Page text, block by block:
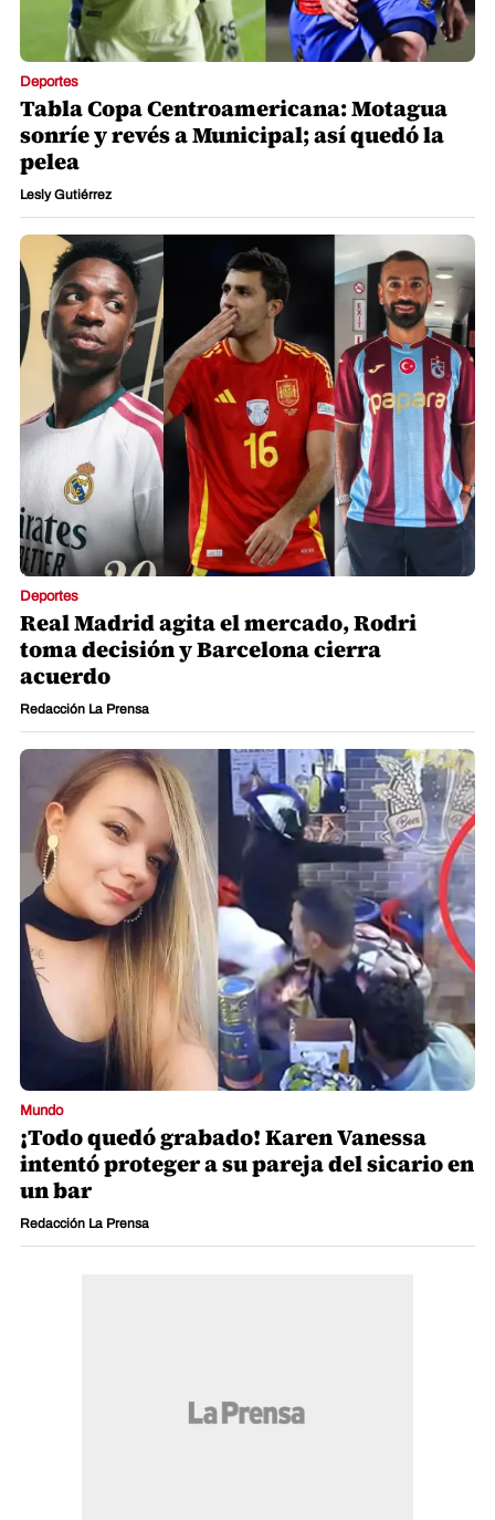
Deportes
Tabla Copa Centroamericana: Motagua
sonríe y revés a Municipal; así quedó la
pelea
Lesly Gutiérrez
Deportes
Real Madrid agita el mercado, Rodri
toma decisión y Barcelona cierra
acuerdo
Redacción La Prensa
Mundo
¡Todo quedó grabado! Karen Vanessa
intentó proteger a su pareja del sicario en
un bar
Redacción La Prensa